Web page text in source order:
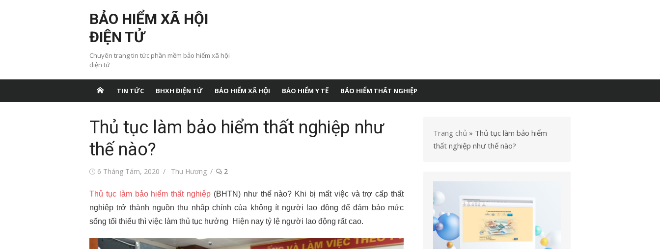
BẢO HIỂM XÃ HỘI
ĐIỆN TỬ
Chuyên trang tin tức phần mềm bảo hiểm xã hội
điện tử
TIN TỨC BHXH ĐIỆN TỬ BẢO HIỂM XÃ HỘI BẢO HIỂM Y TẾ BẢO HIỂM THẤT NGHIỆP
Thủ tục làm bảo hiểm thất nghiệp như
thế nào?
Đăng6 Tháng Tám, 2020
Tác
Thu Hương 2
Thủ tục làm bảo hiểm thất nghiệp (BHTN) như thế nào? Khi bị mất việc và trợ cấp thất
nghiệp trở thành nguồn thu nhập chính của không ít người lao động để đảm bảo mức
sống tối thiểu thì việc làm thủ tục hưởng Hiện nay tỷ lệ người lao động rất cao.
Trang chủ » Thủ tục làm bảo hiểm
thất nghiệp như thế nào?